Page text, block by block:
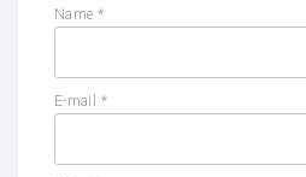
Name *
E-mail *